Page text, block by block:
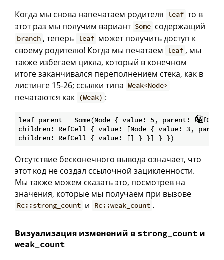
Когда мы снова напечатаем родителя leaf то в
этот раз мы получим вариант Some содержащий
branch , теперь leaf может получить доступ к
своему родителю! Когда мы печатаем leaf , мы
также избегаем цикла, который в конечном
итоге заканчивался переполнением стека, как в
листинге 15-26; ссылки типа Weak<Node>
печатаются как (Weak) :
leaf parent = Some(Node { value: 5, parent:
children: RefCell { value: [Node { value: 3,
Отсутствие бесконечного вывода означает, что
этот код не создал ссылочной зацикленности.
Мы также можем сказать это, посмотрев на
значения, которые мы получаем при вызове
Rc::strong_count и Rc::weak_count .
Визуализация изменений в strong_count и
weak_count